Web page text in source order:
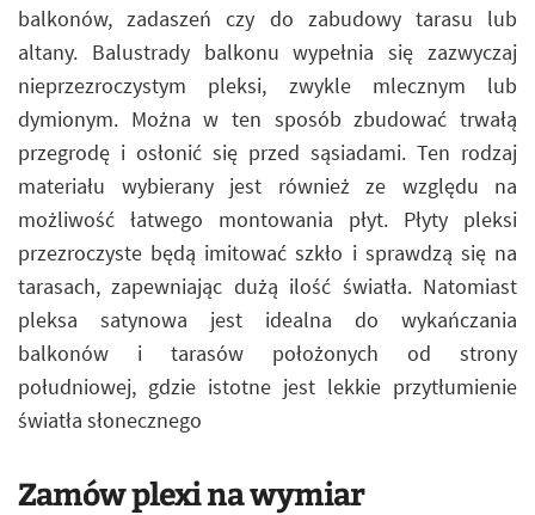
balkonów, zadaszeń czy do zabudowy tarasu lub
altany. Balustrady balkonu wypełnia się zazwyczaj
nieprzezroczystym pleksi, zwykle mlecznym lub
dymionym. Można w ten sposób zbudować trwałą
przegrodę i osłonić się przed sąsiadami. Ten rodzaj
materiału wybierany jest również ze względu na
możliwość łatwego montowania płyt. Płyty pleksi
przezroczyste będą imitować szkło i sprawdzą się na
tarasach, zapewniając dużą ilość światła. Natomiast
pleksa satynowa jest idealna do wykańczania
balkonów i tarasów położonych od strony
południowej, gdzie istotne jest lekkie przytłumienie
światła słonecznego
Zamów plexi na wymiar